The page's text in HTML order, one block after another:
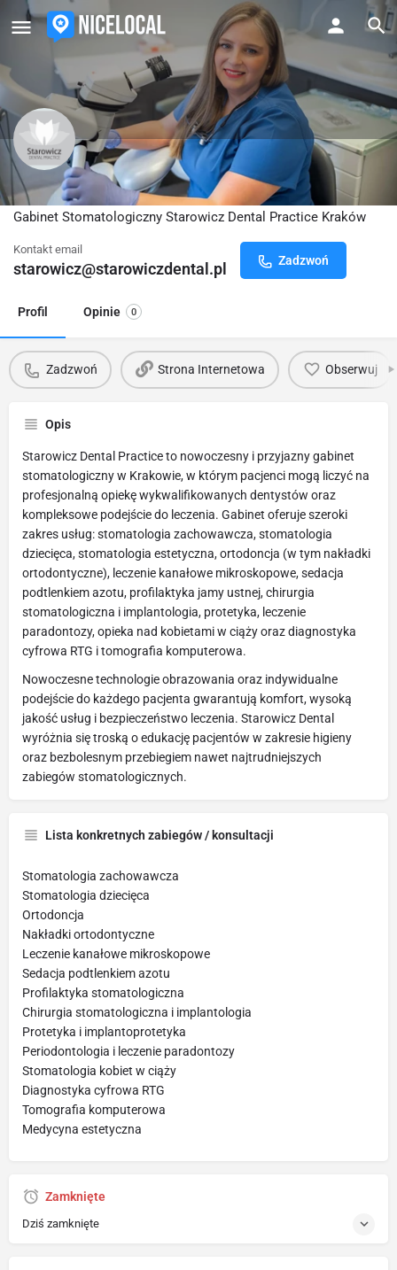
Starowicz Dental Practice Krakow
Gabinet Stomatologiczny Starowicz Dental Practice Kraków
Kontakt email
starowicz@starowiczdental.pl Zadzwoń
Profil Opinie 0
Zadzwoń Strona Internetowa Obserwuj
Opis
Starowicz Dental Practice to nowoczesny i przyjazny gabinet
stomatologiczny w Krakowie, w którym pacjenci mogą liczyć na
profesjonalną opiekę wykwalifikowanych dentystów oraz
kompleksowe podejście do leczenia. Gabinet oferuje szeroki
zakres usług: stomatologia zachowawcza, stomatologia
dziecięca, stomatologia estetyczna, ortodoncja (w tym nakładki
ortodontyczne), leczenie kanałowe mikroskopowe, sedacja
podtlenkiem azotu, profilaktyka jamy ustnej, chirurgia
stomatologiczna i implantologia, protetyka, leczenie
paradontozy, opieka nad kobietami w ciąży oraz diagnostyka
cyfrowa RTG i tomografia komputerowa.
Nowoczesne technologie obrazowania oraz indywidualne
podejście do każdego pacjenta gwarantują komfort, wysoką
jakość usług i bezpieczeństwo leczenia. Starowicz Dental
wyróżnia się troską o edukację pacjentów w zakresie higieny
oraz bezbolesnym przebiegiem nawet najtrudniejszych
zabiegów stomatologicznych.
Lista konkretnych zabiegów / konsultacji
Stomatologia zachowawcza
Stomatologia dziecięca
Ortodoncja
Nakładki ortodontyczne
Leczenie kanałowe mikroskopowe
Sedacja podtlenkiem azotu
Profilaktyka stomatologiczna
Chirurgia stomatologiczna i implantologia
Protetyka i implantoprotetyka
Periodontologia i leczenie paradontozy
Stomatologia kobiet w ciąży
Diagnostyka cyfrowa RTG
Tomografia komputerowa
Medycyna estetyczna
Zamknięte
Dziś zamknięte